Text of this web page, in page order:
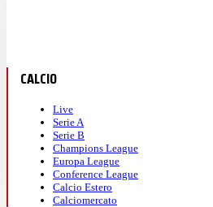
CALCIO
Live
Serie A
Serie B
Champions League
Europa League
Conference League
Calcio Estero
Calciomercato